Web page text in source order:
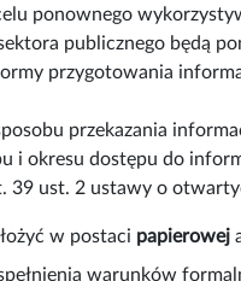
ponownego
publicznego będą
przygotowania
przekazania
i okresu dostępu do
39 ust. 2 ustawy o
w postaci papierowej
warunków